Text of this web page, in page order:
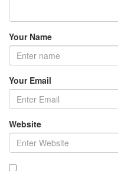
Your Name
Your Email
Website